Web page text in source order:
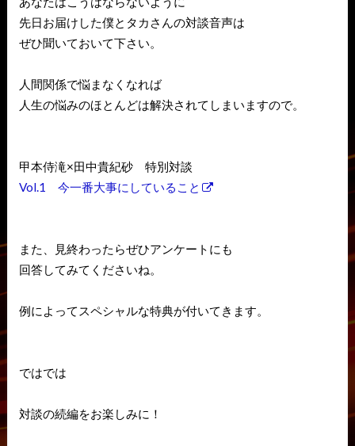
先日お届けした僕とタカさんの対談音声は
ぜひ聞いておいて下さい。
人間関係で悩まなくなれば
人生の悩みのほとんどは解決されてしまいますので。
甲本侍滝×田中貴紀砂 特別対談
Vol.1 今一番大事にしていること
また、見終わったらぜひアンケートにも
回答してみてくださいね。
例によってスペシャルな特典が付いてきます。
ではでは
対談の続編をお楽しみに！